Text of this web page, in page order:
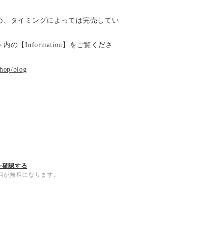
、タイミングによっては完売してい
の【Information】をご覧くださ
blog
確認する
無料になります。